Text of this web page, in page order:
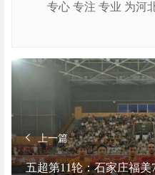
专心 专注 专业 为河
上一篇
五超第11轮：石家庄福